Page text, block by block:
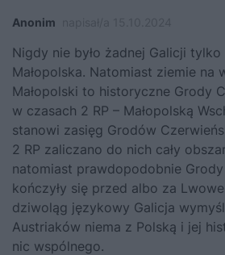
Anonim
Nigdy nie było żadnej Galicji
Małopolska. Natomiast ziemie na
Małopolski to historyczne Grody
w czasach 2 RP – Małopolską
stanowi zasięg Grodów
2 RP zaliczano do nich cały
natomiast prawdopodobnie
kończyły się przed albo za
dziwoląg językowy Galicja
Austriaków niema z Polską i jej
nic wspólnego.